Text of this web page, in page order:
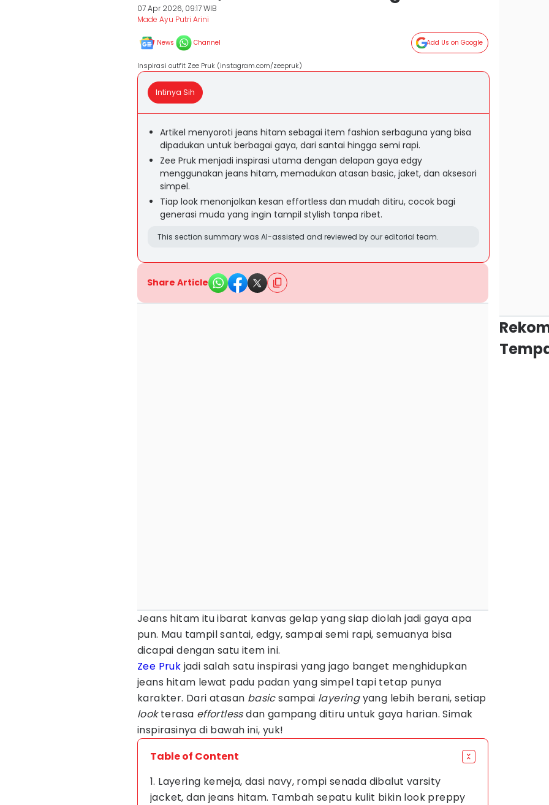
07 Apr 2026, 09:17 WIB
Made Ayu Putri Arini
News Channel Add Us on Google
Inspirasi outfit Zee Pruk (instagram.com/zeepruk)
Intinya Sih
Artikel menyoroti jeans hitam sebagai item fashion serbaguna yang bisa
dipadukan untuk berbagai gaya, dari santai hingga semi rapi.
Zee Pruk menjadi inspirasi utama dengan delapan gaya edgy
menggunakan jeans hitam, memadukan atasan basic, jaket, dan aksesori
simpel.
Tiap look menonjolkan kesan effortless dan mudah ditiru, cocok bagi
generasi muda yang ingin tampil stylish tanpa ribet.
This section summary was AI-assisted and reviewed by our editorial team.
Share Article
Jeans hitam itu ibarat kanvas gelap yang siap diolah jadi gaya apa
pun. Mau tampil santai, edgy, sampai semi rapi, semuanya bisa
dicapai dengan satu item ini.
Zee Pruk jadi salah satu inspirasi yang jago banget menghidupkan
jeans hitam lewat padu padan yang simpel tapi tetap punya
karakter. Dari atasan basicsampai layeringyang lebih berani, setiap
lookterasa effortlessdan gampang ditiru untuk gaya harian. Simak
inspirasinya di bawah ini, yuk!
Table of Content
1. Layering kemeja, dasi navy, rompi senada dibalut varsity
jacket, dan jeans hitam. Tambah sepatu kulit bikin look preppy